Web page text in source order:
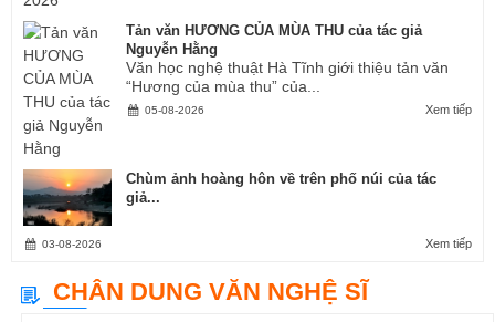
Tản văn HƯƠNG CỦA MÙA THU của tác giả
Nguyễn Hằng
Văn học nghệ thuật Hà Tĩnh giới thiệu tản văn
“Hương của mùa thu” của...
Xem tiếp
05-08-2026
Chùm ảnh hoàng hôn về trên phố núi của tác
giả...
Xem tiếp
03-08-2026
CHÂN DUNG VĂN NGHỆ SĨ